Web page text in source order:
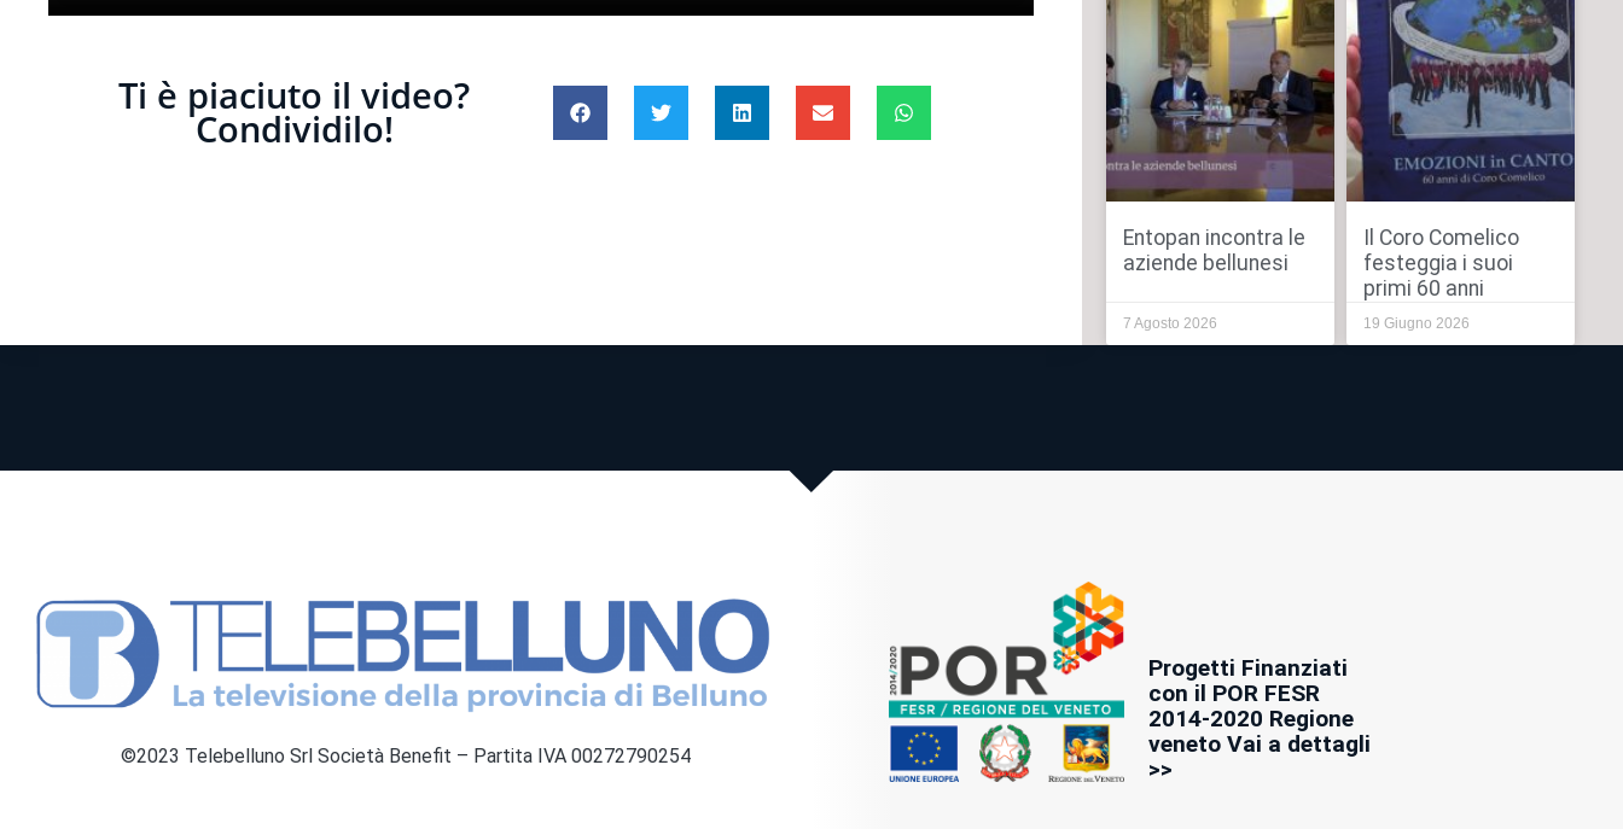
Ti è piaciuto il video?
Condividilo!
Entopan incontra le
aziende bellunesi
7 Agosto 2026
Il Coro Comelico
festeggia i suoi
primi 60 anni
19 Giugno 2026
©2023 Telebelluno Srl Società Benefit – Partita IVA 00272790254
Progetti Finanziati
con il POR FESR
2014-2020 Regione
veneto Vai a dettagli
>>